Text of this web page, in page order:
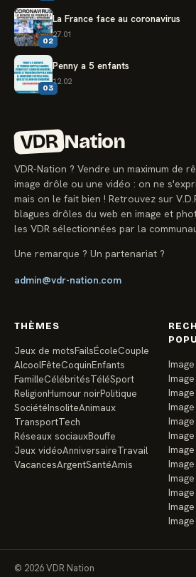
02
La France face au coronavirus
27.01
03
Penny a 5 enfants
12.02
VDR Nation
VDR-Nation ? Vendre un maximum de
image drôle ou une vidéo : on ne
mais on le fait bien ! Retrouvez sur
blagues drôles du web en image et
les VDR sélectionnées par la
Une remarque ? Un partenariat ?
admin@vdr-nation.com
THÈMES
Jeux de motsFailsÉcoleCouple
AlcoolFêteCoquinEnfants
FamilleCélébritésTéléSport
ReligionHumour noirPolitique
SociétéInsoliteAnimaux
TransportTech
Réseaux sociauxBouffe
Jeux vidéoAnniversaireTravail
VacancesArgentSantéAmis
© 2026 VDR Nation